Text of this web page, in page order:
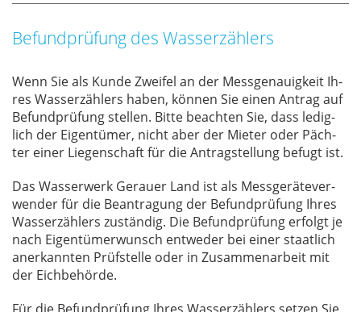
Befundprüfung des Wasserzählers
Wenn Sie als Kun­de Zwei­fel an der Mess­ge­nau­ig­keit Ih­
res Was­ser­zäh­lers ha­ben, kön­nen Sie ei­nen An­trag auf
Be­fund­prü­fung stel­len. Bit­te be­ach­ten Sie, dass le­dig­
lich der Ei­gen­tü­mer, nicht aber der Mie­ter oder Päch­
ter ei­ner Lie­gen­schaft für die An­trag­stel­lung be­fugt ist.
Das Was­ser­werk Ge­r­au­er Land ist als Mess­ge­rä­te­ver­
wen­der für die Be­an­tra­gung der Be­fund­prü­fung Ih­res
Was­ser­zäh­lers zu­stän­dig. Die Be­fund­prü­fung er­folgt je
nach Ei­gen­tü­mer­wunsch ent­we­der bei ei­ner staat­lich
an­er­kann­ten Prüf­stel­le oder in Zu­sam­men­ar­beit mit
der Eich­be­hör­de.